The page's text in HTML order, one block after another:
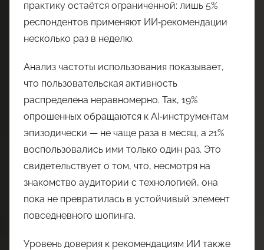
практику остаётся ограниченной: лишь 5%
респондентов применяют ИИ‑рекомендации
несколько раз в неделю.
Анализ частоты использования показывает,
что пользовательская активность
распределена неравномерно. Так, 19%
опрошенных обращаются к AI‑инструментам
эпизодически — не чаще раза в месяц, а 21%
воспользовались ими только один раз. Это
свидетельствует о том, что, несмотря на
знакомство аудитории с технологией, она
пока не превратилась в устойчивый элемент
повседневного шопинга.
Уровень доверия к рекомендациям ИИ также